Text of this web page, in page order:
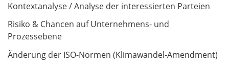
Kontextanalyse / Analyse der interessierten Parteien
Risiko & Chancen auf Unternehmens- und
Prozessebene
Änderung der ISO-Normen (Klimawandel-Amendment)